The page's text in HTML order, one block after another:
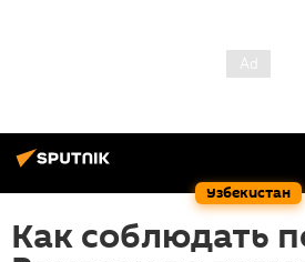
Узбекистан
Как соблюдать